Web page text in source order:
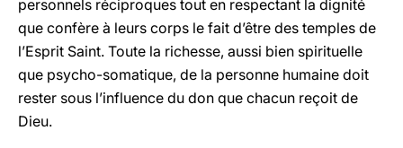
personnels réciproques tout en respectant la dignité
que confère à leurs corps le fait d’être des temples de
l’Esprit Saint. Toute la richesse, aussi bien spirituelle
que psycho-somatique, de la personne humaine doit
rester sous l’influence du don que chacun reçoit de
Dieu.